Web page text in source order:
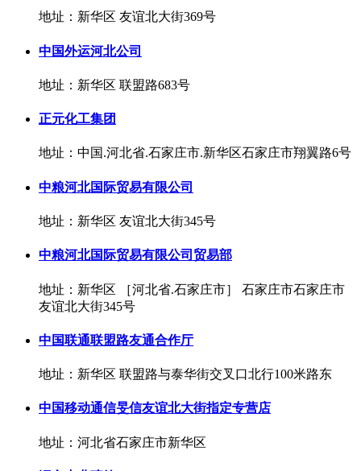
地址：新华区 友谊北大街369号
中国外运河北公司
地址：新华区 联盟路683号
正元化工集团
地址：中国.河北省.石家庄市.新华区石家庄市翔翼路6号
中粮河北国际贸易有限公司
地址：新华区 友谊北大街345号
中粮河北国际贸易有限公司贸易部
地址：新华区 ［河北省.石家庄市］ 石家庄市石家庄市
友谊北大街345号
中国联通联盟路友通合作厅
地址：新华区 联盟路与泰华街交叉口北行100米路东
中国移动通信旻信友谊北大街指定专营店
地址：河北省石家庄市新华区